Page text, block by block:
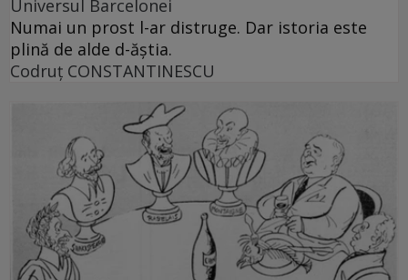
Universul Barcelonei
Numai un prost l-ar distruge. Dar istoria este
plină de alde d-ăștia.
Codruţ CONSTANTINESCU